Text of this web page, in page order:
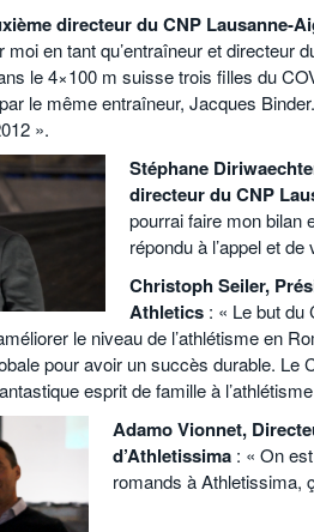
directeur du CNP Lausanne-
en tant qu’entraîneur et directeur
le 4×100 m suisse trois filles du
le même entraîneur, Jacques
».
Stéphane
directeur du CNP
pourrai faire mon bilan
répondu à l’appel et
Christoph Seiler,
Athletics : « Le but du
le niveau de l’athlétisme en
pour avoir un succès durable. Le
esprit de famille à
Adamo Vionnet,
d’Athletissima : « On
romands à Athletissima,